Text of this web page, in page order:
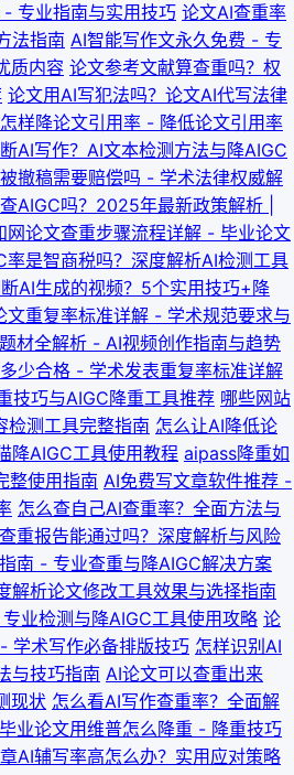
专业指南与实用技巧 论文AI查重率
法指南 AI智能写作文永久免费 - 专
质内容 论文参考文献算查重吗？权
论文用AI写犯法吗？论文AI代写法律
怎样降论文引用率 - 降低论文引用率
AI写作？AI文本检测方法与降AIGC
撤稿需要赔偿吗 - 学术法律权威解
AIGC吗？2025年最新政策解析 |
网论文查重步骤流程详解 - 毕业论文
率是智商税吗？深度解析AI检测工具
AI生成的视频？5个实用技巧+降
文重复率标准详解 - 学术规范要求与
材全解析 - AI视频创作指南与趋势
少合格 - 学术发表重复率标准详解
技巧与AIGC降重工具推荐 哪些网站
检测工具完整指南 怎么让AI降低论
降AIGC工具使用教程 aipass降重如
整使用指南 AI免费写文章软件推荐 -
怎么查自己AI查重率？全面方法与
重报告能通过吗？深度解析与风险
南 - 专业查重与降AIGC解决方案
解析论文修改工具效果与选择指南
业检测与降AIGC工具使用攻略 论
学术写作必备排版技巧 怎样识别AI
与技巧指南 AI论文可以查重出来
现状 怎么看AI写作查重率？全面解
毕业论文用维普怎么降重 - 降重技巧
AI辅写率高怎么办？实用应对策略